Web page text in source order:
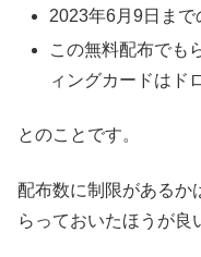
2023年6月9日まで
この無料配布でも
ィングカードはド
とのことです。
配布数に制限があるか
らっておいたほうが良